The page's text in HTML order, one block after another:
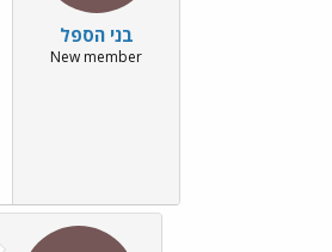
בני הספל
New member